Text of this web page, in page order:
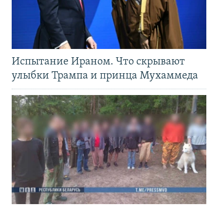
Испытание Ираном. Что скрывают
улыбки Трампа и принца Мухаммеда